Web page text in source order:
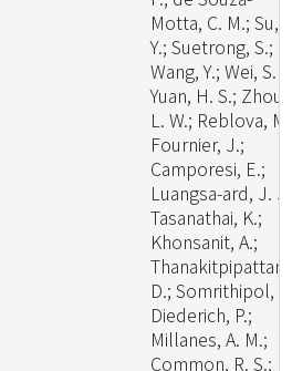
Motta, C. M.; Su,
Y.; Suetrong, S.;
Wang, Y.; Wei, S.
Yuan, H. S.; Zhou,
L. W.; Reblova,
Fournier, J.;
Camporesi, E.;
Luangsa-ard, J.
Tasanathai, K.;
Khonsanit, A.;
D.; Somrithipol,
Diederich, P.;
Millanes, A. M.;
Common, R. S.;